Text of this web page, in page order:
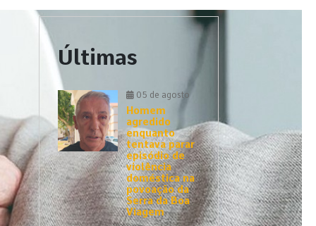
Últimas
05 de agosto
Homem
agredido
enquanto
tentava parar
episódio de
violência
doméstica na
povoação da
Serra da Boa
Viagem